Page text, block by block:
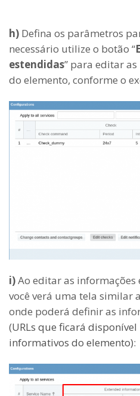
h) Defina os parâmetros
necessário utilize o botão “
estendidas” para editar
do elemento, conforme o
i)Ao editar as
você verá uma tela similar
onde poderá definir as
(URLs que ficará
informativos do elemento):